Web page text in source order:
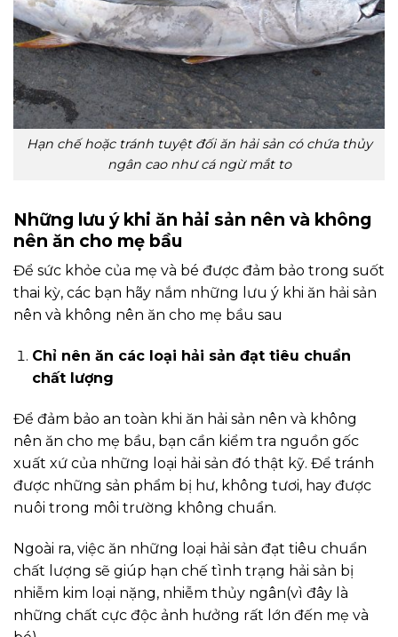
Hạn chế hoặc tránh tuyệt đối ăn hải sản có chứa thủy
ngân cao như cá ngừ mắt to
Những lưu ý khi ăn hải sản nên và không
nên ăn cho mẹ bầu
Để sức khỏe của mẹ và bé được đảm bảo trong suốt
thai kỳ, các bạn hãy nắm những lưu ý khi ăn hải sản
nên và không nên ăn cho mẹ bầu sau
Chỉ nên ăn các loại hải sản đạt tiêu chuẩn
chất lượng
Để đảm bảo an toàn khi ăn hải sản nên và không
nên ăn cho mẹ bầu, bạn cần kiểm tra nguồn gốc
xuất xứ của những loại hải sản đó thật kỹ. Để tránh
được những sản phẩm bị hư, không tươi, hay được
nuôi trong môi trường không chuẩn.
Ngoài ra, việc ăn những loại hải sản đạt tiêu chuẩn
chất lượng sẽ giúp hạn chế tình trạng hải sản bị
nhiễm kim loại nặng, nhiễm thủy ngân(vì đây là
những chất cực độc ảnh hưởng rất lớn đến mẹ và